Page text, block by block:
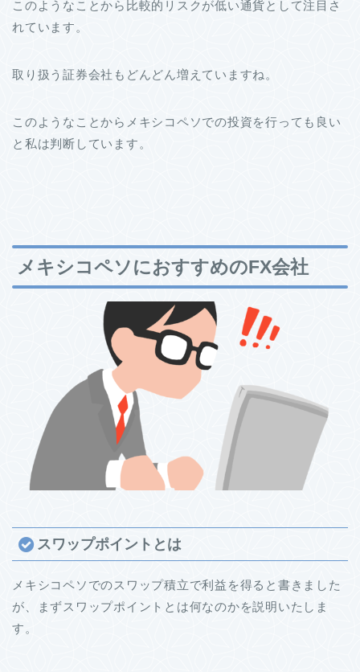
このようなことから比較的リスクが低い通貨として注目さ
れています。
取り扱う証券会社もどんどん増えていますね。
このようなことからメキシコペソでの投資を行っても良い
と私は判断しています。
メキシコペソにおすすめのFX会社
スワップポイントとは
メキシコペソでのスワップ積立で利益を得ると書きました
が、まずスワップポイントとは何なのかを説明いたしま
す。